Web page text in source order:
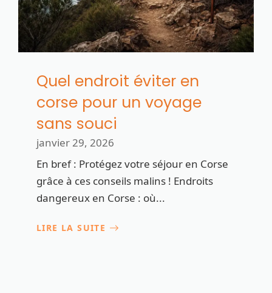
Quel endroit éviter en
corse pour un voyage
sans souci
janvier 29, 2026
En bref : Protégez votre séjour en Corse
grâce à ces conseils malins ! Endroits
dangereux en Corse : où...
LIRE LA SUITE